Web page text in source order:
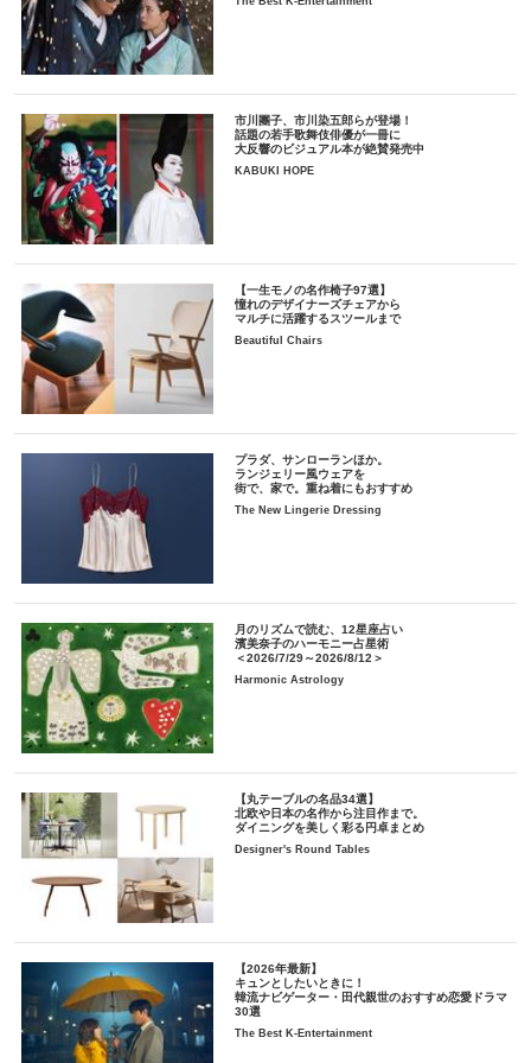
市川團子、市川染五郎らが登場！
話題の若手歌舞伎俳優が一冊に
大反響のビジュアル本が絶賛発売中
KABUKI HOPE
【一生モノの名作椅子97選】
憧れのデザイナーズチェアから
マルチに活躍するスツールまで
Beautiful Chairs
プラダ、サンローランほか。
ランジェリー風ウェアを
街で、家で。重ね着にもおすすめ
The New Lingerie Dressing
月のリズムで読む、12星座占い
濱美奈子のハーモニー占星術
＜2026/7/29～2026/8/12＞
Harmonic Astrology
【丸テーブルの名品34選】
北欧や日本の名作から注目作まで。
ダイニングを美しく彩る円卓まとめ
Designer's Round Tables
【2026年最新】
キュンとしたいときに！
韓流ナビゲーター・田代親世のおすすめ恋愛ドラマ
30選
The Best K-Entertainment